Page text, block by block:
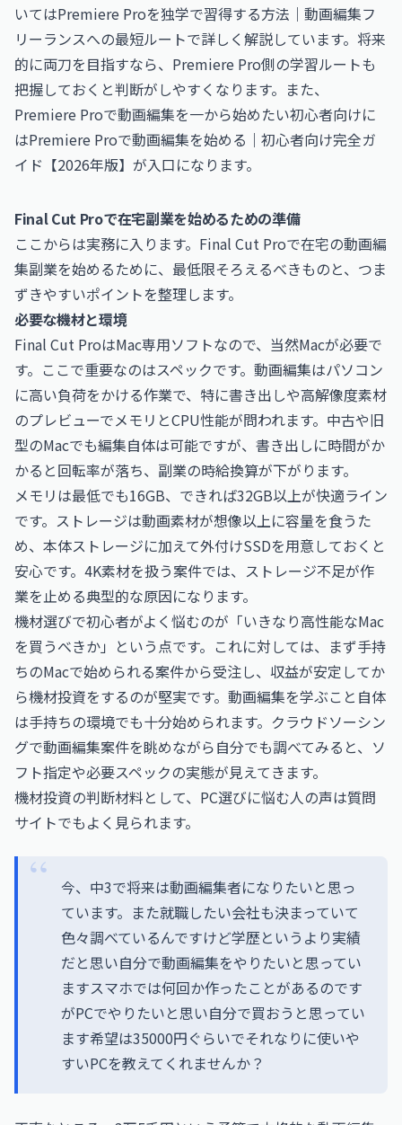
いてはPremiere Proを独学で習得する方法｜動画編集フ
リーランスへの最短ルートで詳しく解説しています。将来
的に両刀を目指すなら、Premiere Pro側の学習ルートも
把握しておくと判断がしやすくなります。また、
Premiere Proで動画編集を一から始めたい初心者向けに
はPremiere Proで動画編集を始める｜初心者向け完全ガ
イド【2026年版】 が入口になります。
Final Cut Proで在宅副業を始めるための準備
ここからは実務に入ります。Final Cut Proで在宅の動画編
集副業を始めるために、最低限そろえるべきものと、つま
ずきやすいポイントを整理します。
必要な機材と環境
Final Cut ProはMac専用ソフトなので、当然Macが必要で
す。ここで重要なのはスペックです。動画編集はパソコン
に高い負荷をかける作業で、特に書き出しや高解像度素材
のプレビューでメモリとCPU性能が問われます。中古や旧
型のMacでも編集自体は可能ですが、書き出しに時間がか
かると回転率が落ち、副業の時給換算が下がります。
メモリは最低でも16GB、できれば32GB以上が快適ライン
です。ストレージは動画素材が想像以上に容量を食うた
め、本体ストレージに加えて外付けSSDを用意しておくと
安心です。4K素材を扱う案件では、ストレージ不足が作
業を止める典型的な原因になります。
機材選びで初心者がよく悩むのが「いきなり高性能なMac
を買うべきか」という点です。これに対しては、まず手持
ちのMacで始められる案件から受注し、収益が安定してか
ら機材投資をするのが堅実です。動画編集を学ぶこと自体
は手持ちの環境でも十分始められます。クラウドソーシン
グで動画編集案件を眺めながら自分でも調べてみると、ソ
フト指定や必要スペックの実態が見えてきます。
機材投資の判断材料として、PC選びに悩む人の声は質問
サイトでもよく見られます。
今、中3で将来は動画編集者になりたいと思っ
ています。また就職したい会社も決まっていて
色々調べているんですけど学歴というより実績
だと思い自分で動画編集をやりたいと思ってい
ますスマホでは何回か作ったことがあるのです
がPCでやりたいと思い自分で買おうと思ってい
ます希望は35000円ぐらいでそれなりに使いや
すいPCを教えてくれませんか？